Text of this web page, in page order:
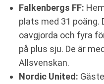
Falkenbergs FF:
plats med 31 poäng.
oavgjorda och fyra
på plus sju. De är
Allsvenskan.
Nordic United: